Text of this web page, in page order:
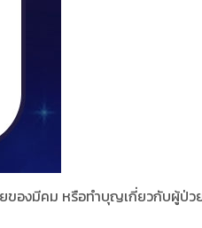
ของมีคม หรือทำบุญเกี่ยวกับผู้ป่ว